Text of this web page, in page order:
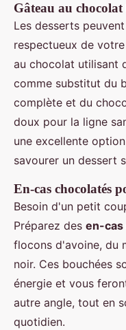
Gâteau au chocolat
Les desserts
respectueux de votre
au chocolat utilisant
comme substitut du
complète et du
doux pour la ligne
une excellente
savourer un dessert
En-cas chocolatés
Besoin d'un petit
Préparez des en-cas
flocons d'avoine, du
noir. Ces bouchées
énergie et vous
autre angle, tout en
quotidien.